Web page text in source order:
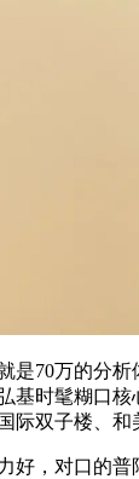
70万的分析
基时髦糊口核
际双子楼、和
，对口的普